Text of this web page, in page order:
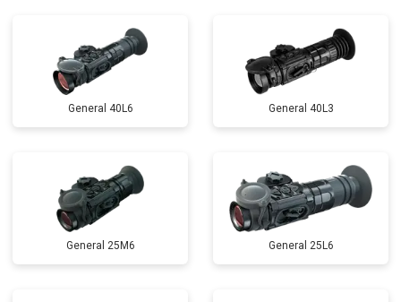
General 40L6 General 40L3
General 25M6 General 25L6